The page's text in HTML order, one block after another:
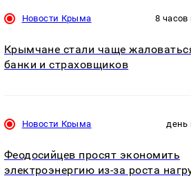
Новости Крыма 8 часов
Крымчане стали чаще
банки и страховщиков
Новости Крыма день
Феодосийцев просят экономить
электроэнергию из-за роста